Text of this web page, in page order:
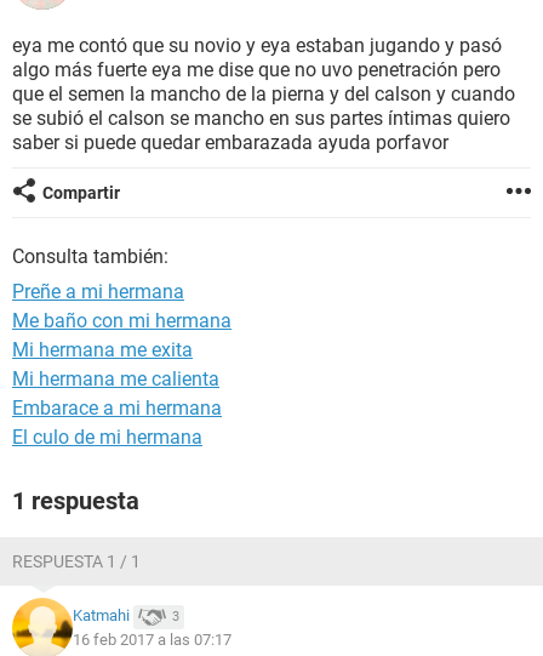
SEXUALIDAD
GLOSARIO
eya me contó que su novio y eya estaban jugando y pasó
algo más fuerte eya me dise que no uvo penetración pero
que el semen la mancho de la pierna y del calson y cuando
se subió el calson se mancho en sus partes íntimas quiero
saber si puede quedar embarazada ayuda porfavor
Compartir
Consulta también:
Preñe a mi hermana
Me baño con mi hermana
Mi hermana me exita
Mi hermana me calienta
Embarace a mi hermana
El culo de mi hermana
1 respuesta
RESPUESTA 1 / 1
Katmahi 3
16 feb 2017 a las 07:17